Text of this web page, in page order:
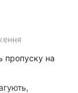
пропуску на